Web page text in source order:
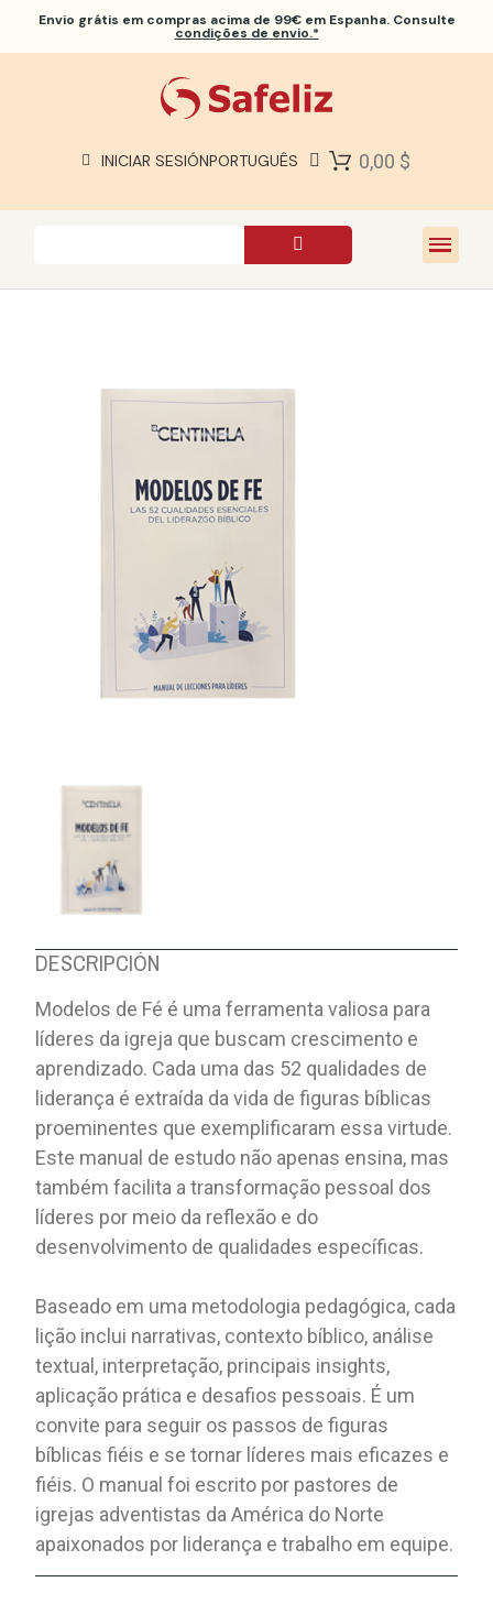
Envio grátis em compras acima de 99€ em Espanha. Consulte
condições de envio.*
INICIAR SESIÓNPORTUGUÊS 0,00 $
SOBRE NÓS
DESCRIPCIÓN
Modelos de Fé é uma ferramenta valiosa para
líderes da igreja que buscam crescimento e
aprendizado. Cada uma das 52 qualidades de
liderança é extraída da vida de figuras bíblicas
proeminentes que exemplificaram essa virtude.
Este manual de estudo não apenas ensina, mas
também facilita a transformação pessoal dos
líderes por meio da reflexão e do
desenvolvimento de qualidades específicas.
Baseado em uma metodologia pedagógica, cada
lição inclui narrativas, contexto bíblico, análise
textual, interpretação, principais insights,
aplicação prática e desafios pessoais. É um
convite para seguir os passos de figuras
bíblicas fiéis e se tornar líderes mais eficazes e
fiéis. O manual foi escrito por pastores de
igrejas adventistas da América do Norte
apaixonados por liderança e trabalho em equipe.